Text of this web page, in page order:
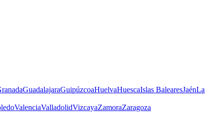
GuadalajaraGuipúzcoaHuelvaHuescaIslas BalearesJaénLa
ValenciaValladolidVizcayaZamoraZaragoza